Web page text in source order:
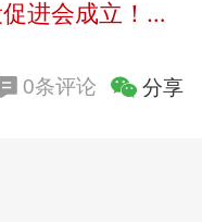
波当选首届轮值理事长
0条评论 分享